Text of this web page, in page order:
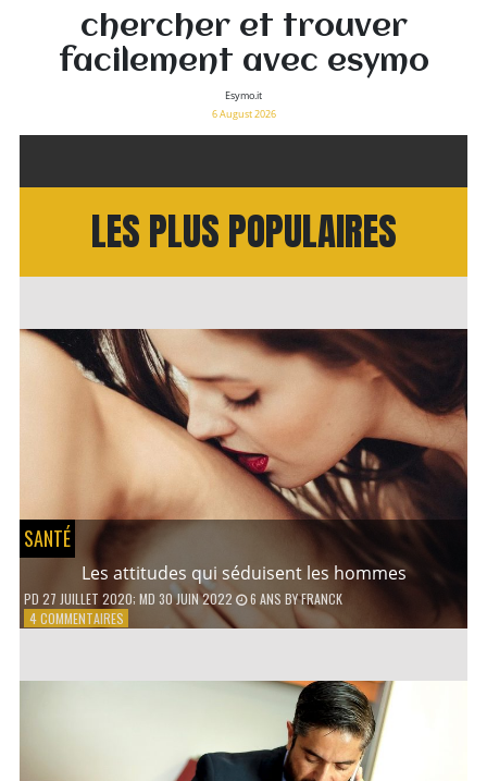
chercher et trouver
facilement avec esymo
Esymo.it
6 August 2026
LES PLUS POPULAIRES
SANTÉ
Les attitudes qui séduisent les hommes
PD 27 JUILLET 2020; MD 30 JUIN 2022 6 ANS BYFRANCK
4 COMMENTAIRESSUR